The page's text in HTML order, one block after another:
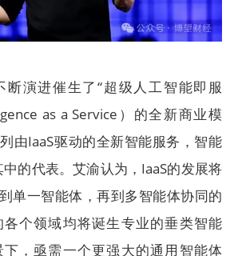
断演进催生了“超级人工智能即服
as a Service）的全新商业模
由IaaS驱动的全新智能服务，智能
的代表。艾渝认为，IaaS的发展将
单一智能体，再到多智能体协同的
个领域均将诞生专业的垂类智能
，亟需一个更强大的通用智能体